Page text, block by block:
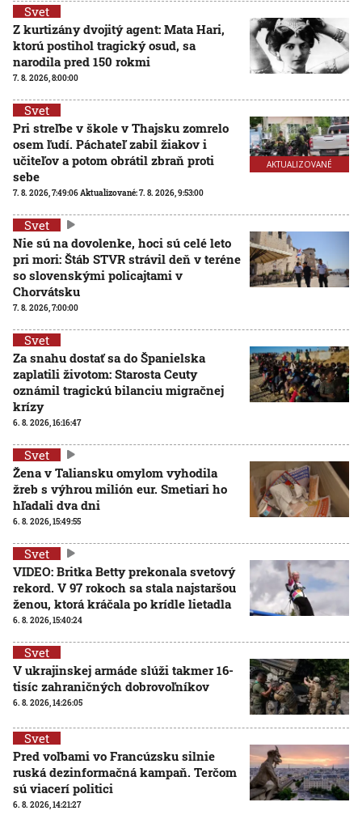
Svet
Z kurtizány dvojitý agent: Mata Hari,
ktorú postihol tragický osud, sa
narodila pred 150 rokmi
7. 8. 2026, 8:00:00
AKTUALIZOVANÉ
Svet
Pri streľbe v škole v Thajsku zomrelo
osem ľudí. Páchateľ zabil žiakov i
učiteľov a potom obrátil zbraň proti
sebe
7. 8. 2026, 7:49:06Aktualizované:7. 8. 2026, 9:53:00
Svet
Nie sú na dovolenke, hoci sú celé leto
pri mori: Štáb STVR strávil deň v teréne
so slovenskými policajtami v
Chorvátsku
7. 8. 2026, 7:00:00
Svet
Za snahu dostať sa do Španielska
zaplatili životom: Starosta Ceuty
oznámil tragickú bilanciu migračnej
krízy
6. 8. 2026, 16:16:47
Svet
Žena v Taliansku omylom vyhodila
žreb s výhrou milión eur. Smetiari ho
hľadali dva dni
6. 8. 2026, 15:49:55
Svet
VIDEO: Britka Betty prekonala svetový
rekord. V 97 rokoch sa stala najstaršou
ženou, ktorá kráčala po krídle lietadla
6. 8. 2026, 15:40:24
Svet
V ukrajinskej armáde slúži takmer 16-
tisíc zahraničných dobrovoľníkov
6. 8. 2026, 14:26:05
Svet
Pred voľbami vo Francúzsku silnie
ruská dezinformačná kampaň. Terčom
sú viacerí politici
6. 8. 2026, 14:21:27